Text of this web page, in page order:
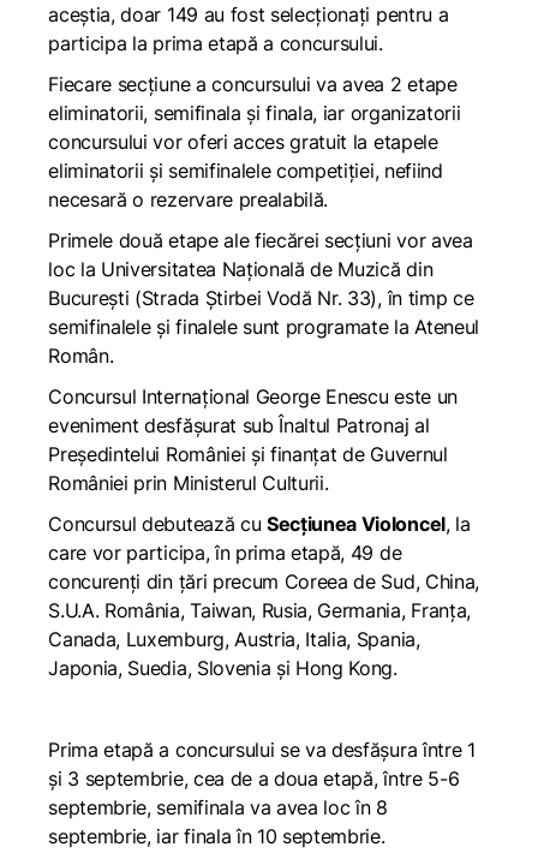
aceștia, doar 149 au fost selecționați pentru a
participa la prima etapă a concursului.
Fiecare secțiune a concursului va avea 2 etape
eliminatorii, semifinala și finala, iar organizatorii
concursului vor oferi acces gratuit la etapele
eliminatorii și semifinalele competiției, nefiind
necesară o rezervare prealabilă.
Primele două etape ale fiecărei secțiuni vor avea
loc la Universitatea Națională de Muzică din
București (Strada Știrbei Vodă Nr. 33), în timp ce
semifinalele și finalele sunt programate la Ateneul
Român.
Concursul Internațional George Enescu este un
eveniment desfășurat sub Înaltul Patronaj al
Președintelui României și finanțat de Guvernul
României prin Ministerul Culturii.
Concursul debutează cu Secțiunea Violoncel, la
care vor participa, în prima etapă, 49 de
concurenți din țări precum Coreea de Sud, China,
S.U.A. România, Taiwan, Rusia, Germania, Franța,
Canada, Luxemburg, Austria, Italia, Spania,
Japonia, Suedia, Slovenia și Hong Kong.
Prima etapă a concursului se va desfășura între 1
și 3 septembrie, cea de a doua etapă, între 5-6
septembrie, semifinala va avea loc în 8
septembrie, iar finala în 10 septembrie.